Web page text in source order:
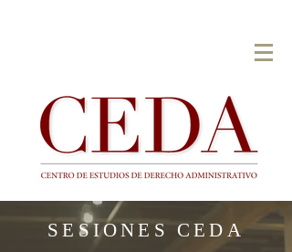
SESIONES CEDA